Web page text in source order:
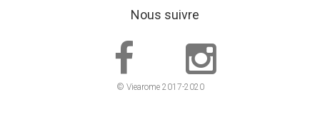
Nous suivre
© Viearome 2017-2020